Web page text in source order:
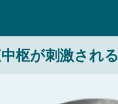
枢が刺激される